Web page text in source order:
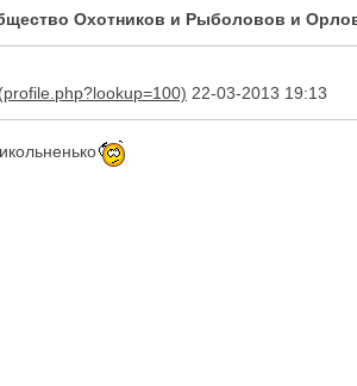
Охотников и Рыболовов и
22-03-2013 19:13